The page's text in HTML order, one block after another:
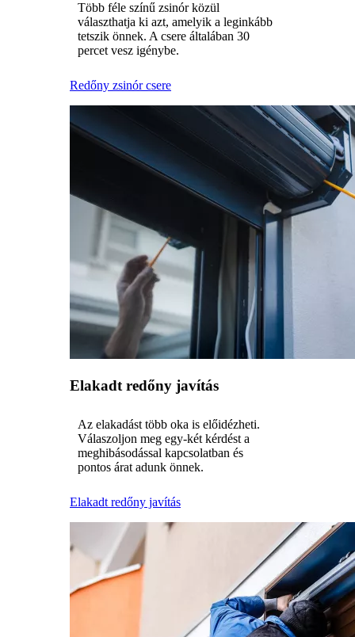
Több féle színű zsinór közül
választhatja ki azt, amelyik a leginkább
tetszik önnek. A csere általában 30
percet vesz igénybe.
Redőny zsinór csere
Elakadt redőny javítás
Az elakadást több oka is előidézheti.
Válaszoljon meg egy-két kérdést a
meghibásodással kapcsolatban és
pontos árat adunk önnek.
Elakadt redőny javítás